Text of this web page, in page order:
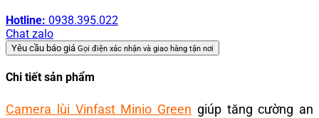
Hotline: 0938.395.022
Chat zalo
Yêu cầu báo giá Gọi điện xác nhận và giao hàng tận nơi
Chi tiết sản phẩm
Camera lùi Vinfast Minio Green giúp tăng cường an